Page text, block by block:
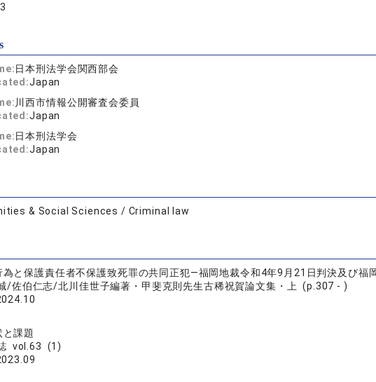
日本刑法学会関西部会
Japan
川西市情報公開審査会委員
Japan
日本刑法学会
Japan
& Social Sciences / Criminal law
為と保護責任者不保護致死罪の共同正犯―福岡地裁令和4年9月21日判決及び福
/佐伯仁志/北川佳世子編著・甲斐克則先生古稀祝賀論文集・上 (p.307 - )
課題
vol.63 (1)